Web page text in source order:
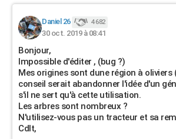
Daniel 26 4 682
30 oct. 2019 à 08:41
Bonjour,
Impossible d'éditer , (bug ?)
Mes origines sont dune région à oliviers
conseil serait abandonner l'idée d'un
s'il ne sert qu'à cette utilisation.
Les arbres sont nombreux ?
N'utilisez-vous pas un tracteur et sa
Cdlt,